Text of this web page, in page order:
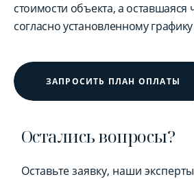
стоимости объекта, а оставшаяся
согласно установленному
ЗАПРОСИТЬ ПЛАН ОПЛАТЫ
Остались вопросы?
Оставьте заявку, наши